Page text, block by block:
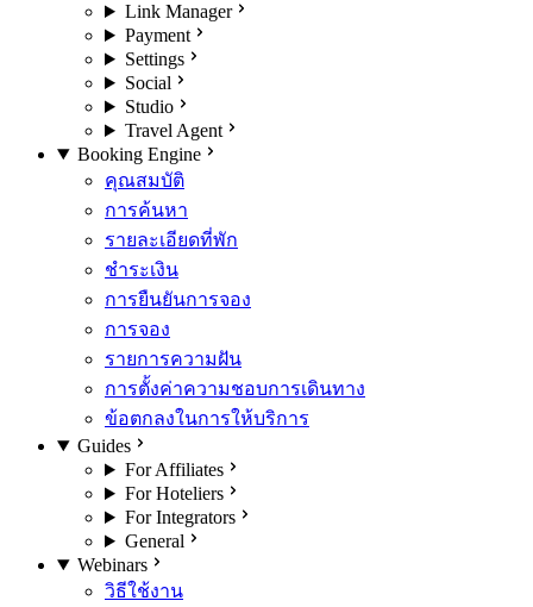
Link Manager
Payment
Settings
Social
Studio
Travel Agent
Booking Engine
คุณสมบัติ
การค้นหา
รายละเอียดที่พัก
ชำระเงิน
การยืนยันการจอง
การจอง
รายการความฝัน
การตั้งค่าความชอบการเดินทาง
ข้อตกลงในการให้บริการ
Guides
For Affiliates
For Hoteliers
For Integrators
General
Webinars
วิธีใช้งาน